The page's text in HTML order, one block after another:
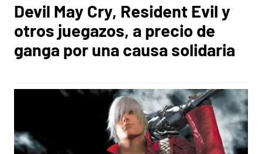
Devil May Cry, Resident Evil y
otros juegazos, a precio de
ganga por una causa solidaria